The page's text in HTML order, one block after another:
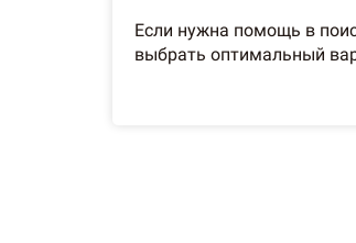
Если нужна помощь в
выбрать оптимальный